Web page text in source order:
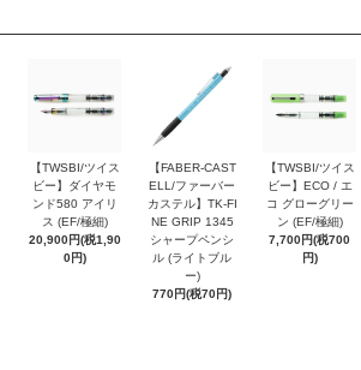
【TWSBI/ツイス
ビー】ダイヤモ
ンド580 アイリ
ス (EF/極細)
20,900円(税1,90
0円)
【FABER-CAST
ELL/ファーバー
カステル】TK-FI
NE GRIP 1345
シャープペンシ
ル (ライトブル
ー)
770円(税70円)
【TWSBI/ツイス
ビー】ECO / エ
コ グローグリー
ン (EF/極細)
7,700円(税700
円)